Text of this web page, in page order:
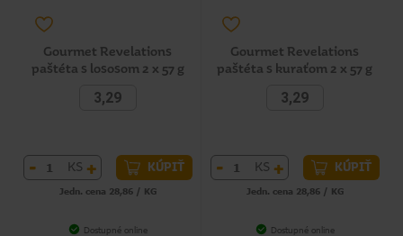
Gourmet Revelations
paštéta s lososom 2 x 57 g
3,29
- KS + KÚPIŤ
Jedn. cena 28,86 / KG
Dostupné online
Gourmet Revelations
paštéta s kuraťom 2 x 57 g
3,29
- KS + KÚPIŤ
Jedn. cena 28,86 / KG
Dostupné online